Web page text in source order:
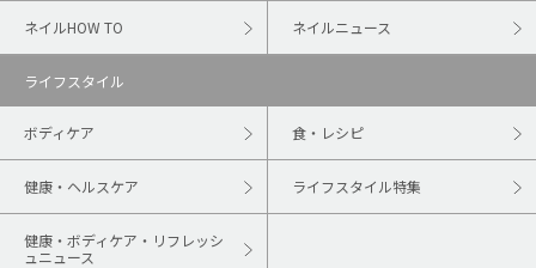
ネイルHOW TO ネイルニュース
ライフスタイル
ボディケア 食・レシピ
健康・ヘルスケア ライフスタイル特集
健康・ボディケア・リフレッシ
ュニュース